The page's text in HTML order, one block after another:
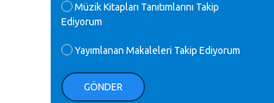
arayayım dediğimde ikinci büyük şoku
yaşadım 1994 de verdiği ödülü değerli
hocam arşivinde fotoğraf larımız ile
emek emeği geçen herkese en derin
ellerinden benim için öpün.
Kurtuluş Çelebi - 07.01.2023
Müzik Kitapları Tanıtımlarını Takip
Ediyorum
Yayımlanan Makaleleri Takip Ediyorum
GÖNDER